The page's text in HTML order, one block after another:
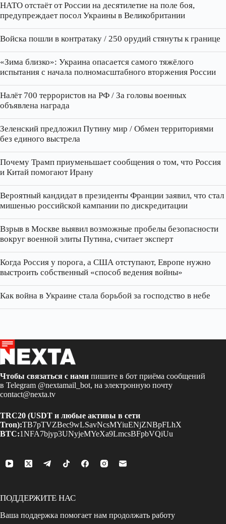
НАТО отстаёт от России на десятилетие на поле боя,
предупреждает посол Украины в Великобритании
Войска пошли в контратаку / 250 орудий стянуты к границе
«Зима близко»: Украина опасается самого тяжёлого
испытания с начала полномасштабного вторжения России
Налёт 700 террористов на РФ / За головы военных
объявлена награда
Зеленский предложил Путину мир / Обмен территориями
без единого выстрела
Почему Трамп приуменьшает сообщения о том, что Россия
и Китай помогают Ирану
Вероятный кандидат в президенты Франции заявил, что стал
мишенью российской кампании по дискредитации
Взрыв в Москве выявил возможные пробелы безопасности
вокруг военной элиты Путина, считает эксперт
Когда Россия у порога, а США отступают, Европе нужно
выстроить собственный «способ ведения войны»
Как война в Украине стала борьбой за господство в небе
Чтобы связаться с нами пишите в бот приёма сообщений
в Telegram @nextamail_bot, на электронную почту
contact@nexta.tv
TRC20 (USDT и любые активы в сети
Tron):TB7pTVZBec9wLSavNcsMYiuENjZNBpFLhX
BTC:1NFA7bjyp3UNyjeMYeXa9LmcsBFpbVQiUu
ПОДДЕРЖИТЕ НАС
Ваша поддержка помогает нам продолжать работу